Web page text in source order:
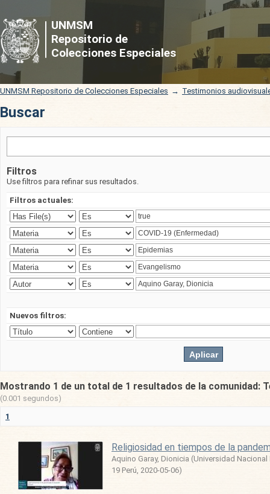
UNMSM
Repositorio de
Colecciones Especiales
Buscar
UNMSM Repositorio de Colecciones Especiales → Testimonios
Buscar
Filtros
Use filtros para refinar sus resultados.
Filtros actuales:
Nuevos filtros:
Mostrando 1 de un total de 1 resultados de la comunidad:
(0.001 segundos)
1
Religiosidad en tiempos de la
Aquino Garay, Dionicia (Universidad Nacional
19 Perú, 2020-05-06)